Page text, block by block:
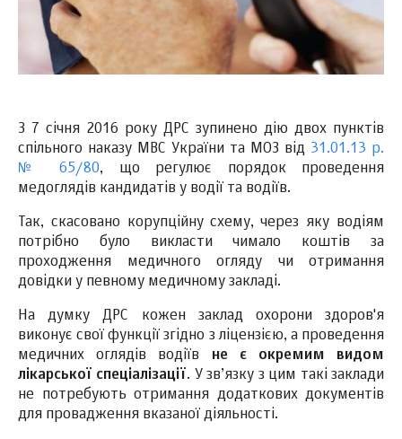
З 7 січня 2016 року ДРС зупинено дію двох пунктів
спільного наказу МВС України та МОЗ від 31.01.13 р.
№ 65/80, що регулює порядок проведення
медоглядів кандидатів у водії та водіїв.
Так, скасовано корупційну схему, через яку водіям
потрібно було викласти чимало коштів за
проходження медичного огляду чи отримання
довідки у певному медичному закладі.
На думку ДРС кожен заклад охорони здоров'я
виконує свої функції згідно з ліцензією, а проведення
медичних оглядів водіїв не є окремим видом
лікарської спеціалізації. У зв’язку з цим такі заклади
не потребують отримання додаткових документів
для провадження вказаної діяльності.